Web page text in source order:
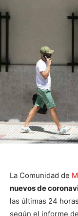
La Comunidad de
nuevos de
las últimas 24
según el informe